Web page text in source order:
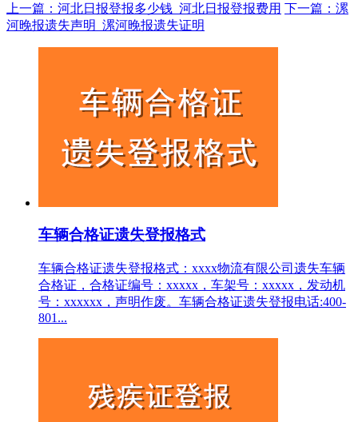
上一篇：河北日报登报多少钱_河北日报登报费用 下一篇：漯
河晚报遗失声明_漯河晚报遗失证明
车辆合格证遗失登报格式
车辆合格证遗失登报格式：xxxx物流有限公司遗失车辆
合格证，合格证编号：xxxxx，车架号：xxxxx，发动机
号：xxxxxx，声明作废。车辆合格证遗失登报电话:400-
801...